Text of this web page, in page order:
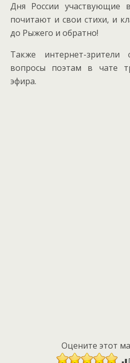
Дня России участвующие
почитают и свои стихи, и
до Рыжего и обратно!
Также интернет-зрители
вопросы поэтам в чате
эфира.
Оцените этот